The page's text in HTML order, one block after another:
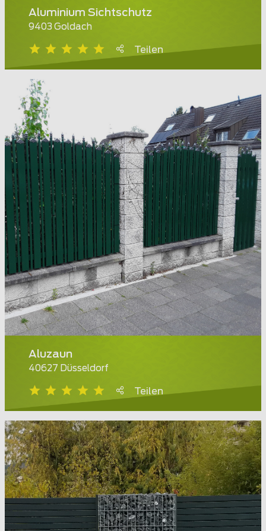
Aluminium Sichtschutz
9403 Goldach
Teilen
Aluzaun
40627 Düsseldorf
Teilen